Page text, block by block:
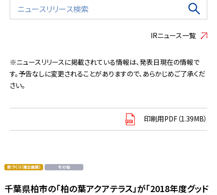
IRニュース一覧
※ニュースリリースに掲載されている情報は、発表日現在の情報で
す。予告なしに変更されることがありますので、あらかじめご了承くだ
さい。
印刷用PDF（1.39MB）
千葉県柏市の「柏の葉アクアテラス」が「2018年度グッド